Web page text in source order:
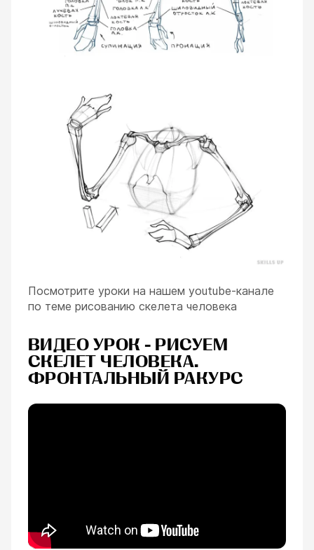
Посмотрите уроки на нашем youtube-канале
по теме рисованию скелета человека
ВИДЕО УРОК - РИСУЕМ
СКЕЛЕТ ЧЕЛОВЕКА.
ФРОНТАЛЬНЫЙ РАКУРС